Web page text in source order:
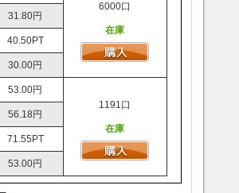
6000口
在庫
31.80円
40.50PT
30.00円
53.00円
1191口
在庫
56.18円
71.55PT
53.00円